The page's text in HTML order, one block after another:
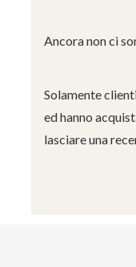
Ancora non ci
Solamente
ed hanno
lasciare una